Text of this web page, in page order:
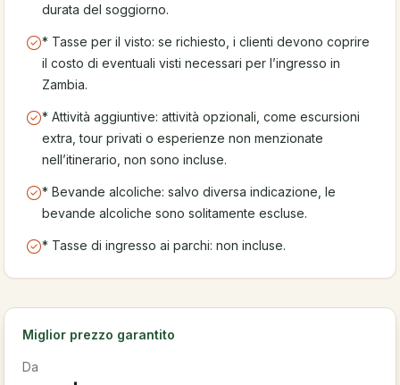
durata del soggiorno.
* Tasse per il visto: se richiesto, i clienti devono coprire
il costo di eventuali visti necessari per l’ingresso in
Zambia.
* Attività aggiuntive: attività opzionali, come escursioni
extra, tour privati o esperienze non menzionate
nell’itinerario, non sono incluse.
* Bevande alcoliche: salvo diversa indicazione, le
bevande alcoliche sono solitamente escluse.
* Tasse di ingresso ai parchi: non incluse.
Miglior prezzo garantito
Da